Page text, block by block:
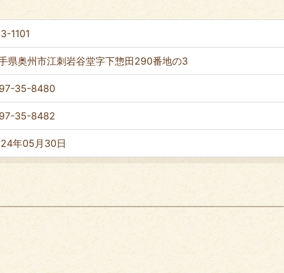
1101
県奥州市江刺岩谷堂字下惣田290番地の3
35-8480
35-8482
年05月30日